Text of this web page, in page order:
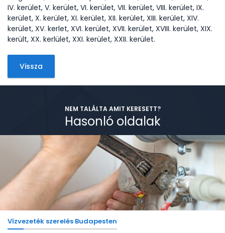
IV. kerület, V. kerület, VI. kerület, VII. kerület, VIII. kerület, IX.
kerület, X. kerület, XI. kerület, XII. kerület, XIII. kerület, XIV.
kerület, XV. kerlet, XVI. kerület, XVII. kerület, XVIII. kerület, XIX.
került, XX. kerlület, XXI. kerület, XXII. kerület.
Vissza
NEM TALÁLTA AMIT KERESETT?
Hasonló oldalak
Vízvezeték szerelés Budapesten